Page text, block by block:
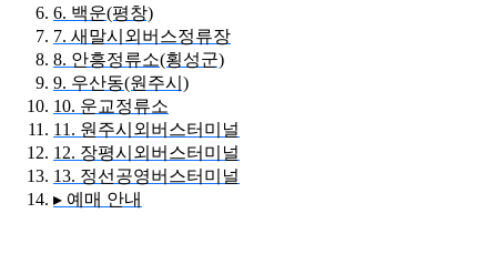
6. 백운(평창)
7. 새말시외버스정류장
8. 안흥정류소(횡성군)
9. 우산동(원주시)
10. 운교정류소
11. 원주시외버스터미널
12. 장평시외버스터미널
13. 정선공영버스터미널
▸ 예매 안내